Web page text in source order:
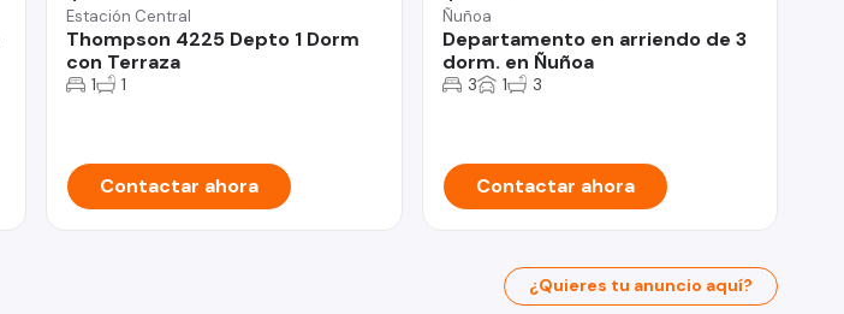
Estación Central
Thompson 4225 Depto 1 Dorm
con Terraza
1 1
Contactar ahora
Ñuñoa
Departamento en arriendo de 3
dorm. en Ñuñoa
3 1 3
Contactar ahora
¿Quieres tu anuncio aquí?